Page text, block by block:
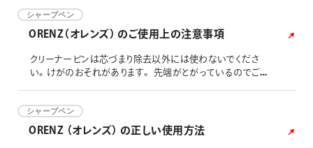
シャープペン
ORENZ（オレンズ） のご使用上の注意事項
クリーナーピンは芯づまり除去以外には使わないでくださ
い。けがのおそれがあります。 先端がとがっているのでご注
児の手の届かないところにおいてください。 芯づまり解消の
ためにペン先を分解する際は、細かい部品の紛失にご注意く
シャープペン
ORENZ （オレンズ） の正しい使用方法